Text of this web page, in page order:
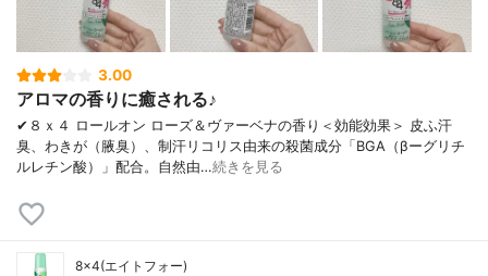
3.00
アロマの香りに癒される♪
✔︎８ｘ４ ロールオン ローズ＆ヴァーベナの香り＜効能効果＞ 皮ふ汗
臭、わきが（腋臭）、制汗リコリス由来の殺菌成分「BGA（βーグリチ
ルレチン酸）」配合。自然由…続きを見る
8×4(エイトフォー)